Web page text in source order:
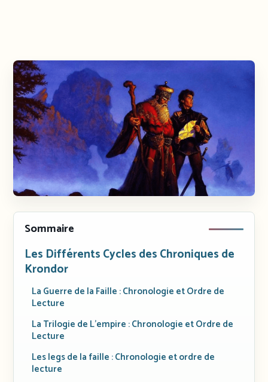
Sommaire
Les Différents Cycles des Chroniques de
Krondor
La Guerre de la Faille : Chronologie et Ordre de
Lecture
La Trilogie de L’empire : Chronologie et Ordre de
Lecture
Les legs de la faille : Chronologie et ordre de
lecture